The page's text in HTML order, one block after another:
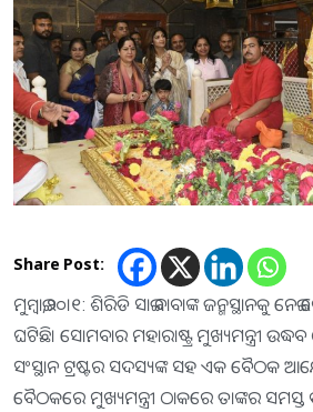
Share Post:
ମୁମ୍ବାଇ,୨୦।୧: ଶିରିଡି ସାଇ ବାବାଙ୍କ ଜନ୍ମସ୍ଥାନକୁ
ଘଟିଛି। ସୋମବାର ମହାରାଷ୍ଟ୍ର ମୁଖ୍ୟମନ୍ତ୍ରୀ ଉଦ୍ଧବ
ସଂସ୍ଥାନ ଟ୍ରଷ୍ଟର ସଦସ୍ୟଙ୍କ ସହ ଏକ ବୈଠକ
ବୈଠକରେ ମୁଖ୍ୟମନ୍ତ୍ରୀ ଠାକରେ ତାଙ୍କର ସମସ୍ତ